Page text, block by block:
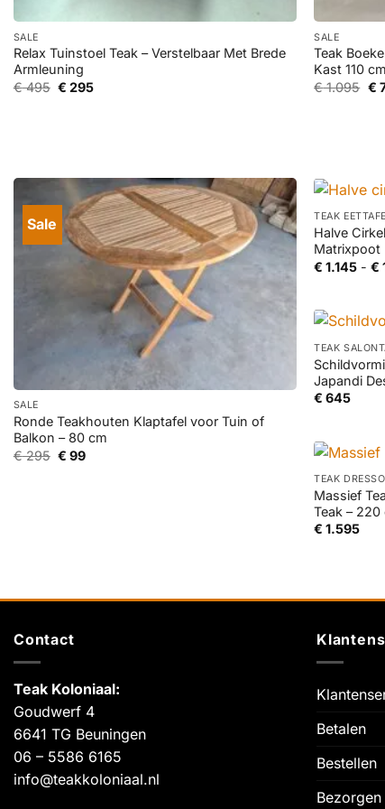
SALE
Relax Tuinstoel Teak – Verstelbaar Met Brede
Armleuning
€495 Oorspronkelijke
€ 295Huidige
SALE
Teak
Kast 110 cm
€1.095 €
Sale
SALE
Ronde Teakhouten Klaptafel voor Tuin of
Balkon – 80 cm
€295 Oorspronkelijke
€ 99Huidige
+
TEAK
Halve
Matrixpoot
€ 1.145 - €
+
TEAK
Japandi
€ 645
+
TEAK
Massief
Teak – 220
€ 1.595
Contact
Teak Koloniaal:
Goudwerf 4
6641 TG Beuningen
06 – 5586 6165
info@teakkoloniaal.nl
Betalen
Bestellen
Bezorgen